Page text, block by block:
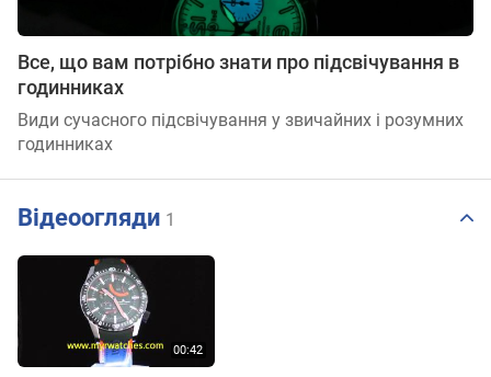
Все, що вам потрібно знати про підсвічування в
годинниках
Види сучасного підсвічування у звичайних і розумних
годинниках
Відеоогляди 1